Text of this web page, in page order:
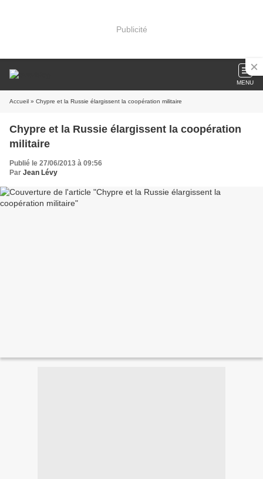
Publicité
MENU
Accueil » Chypre et la Russie élargissent la coopération militaire
Chypre et la Russie élargissent la coopération
militaire
Publié le 27/06/2013 à 09:56
Par Jean Lévy